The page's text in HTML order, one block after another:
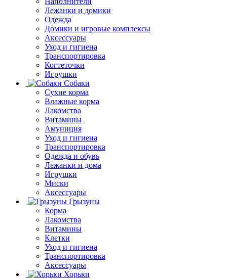
Лежанки и домики
Одежда
Домики и игровые комплексы
Аксессуары
Уход и гигиена
Транспортировка
Когтеточки
Игрушки
Собаки
Сухие корма
Влажные корма
Лакомства
Витамины
Амуниция
Уход и гигиена
Транспортировка
Одежда и обувь
Лежанки и дома
Игрушки
Миски
Аксессуары
Грызуны
Корма
Лакомства
Витамины
Клетки
Уход и гигиена
Транспортировка
Аксессуары
Хорьки